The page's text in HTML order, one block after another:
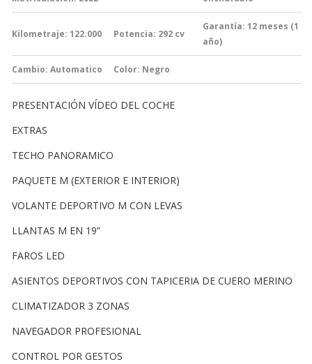
Kilometraje: 122.000 Potencia: 292 cv
Garantía: 12 meses (1
año)
Cambio: Automatico Color: Negro
PRESENTACIÓN VÍDEO DEL COCHE
EXTRAS
TECHO PANORAMICO
PAQUETE M (EXTERIOR E INTERIOR)
VOLANTE DEPORTIVO M CON LEVAS
LLANTAS M EN 19”
FAROS LED
ASIENTOS DEPORTIVOS CON TAPICERIA DE CUERO MERINO
CLIMATIZADOR 3 ZONAS
NAVEGADOR PROFESIONAL
CONTROL POR GESTOS